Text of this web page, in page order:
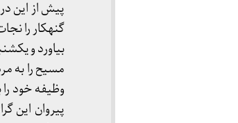
پیش از این
گنهکار را
بیاورد و
مسیح را به
وظیفه خود
پیروان این